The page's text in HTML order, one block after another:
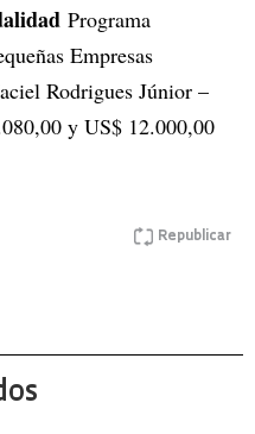
Programa
Empresas
Rodrigues Júnior –
y US$ 12.000,00
Republicar